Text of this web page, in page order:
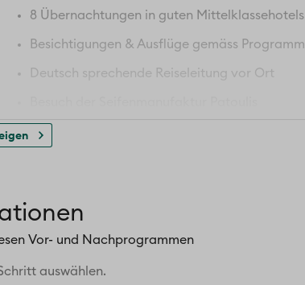
8 Übernachtungen in guten Mittelklassehotels
Besichtigungen & Ausflüge gemäss Programm
Deutsch sprechende Reiseleitung vor Ort
Besuch der Hafenstadt Parga
Vor- und Nachprogrammen
auswählen.